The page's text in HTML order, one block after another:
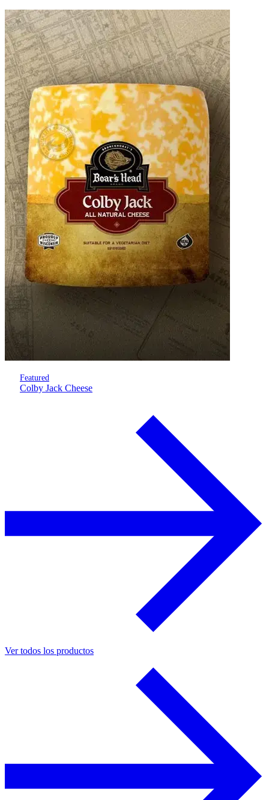
Featured
Colby Jack Cheese
Ver todos los productos